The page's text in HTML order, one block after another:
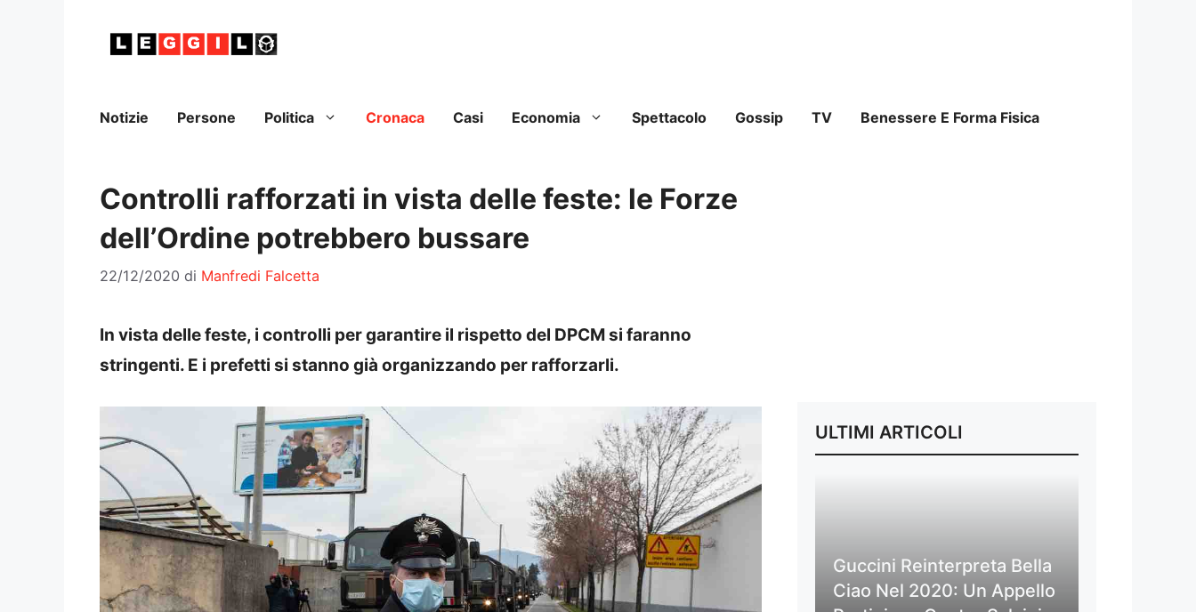
Notizie Persone Politica Cronaca Casi Economia Spettacolo Gossip TV Benessere E Forma Fisica
Controlli rafforzati in vista delle feste: le Forze
dell’Ordine potrebbero bussare
22/12/2020 di Manfredi Falcetta
In vista delle feste, i controlli per garantire il rispetto del DPCM si faranno
stringenti. E i prefetti si stanno già organizzando per rafforzarli.
ULTIMI ARTICOLI
Guccini Reinterpreta Bella
Ciao Nel 2020: Un Appello